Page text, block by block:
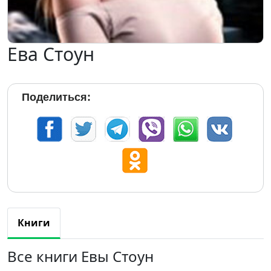
Ева Стоун
Поделиться:
Книги
Все книги Евы Стоун